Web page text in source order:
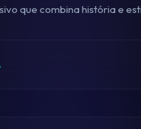
que combina história e